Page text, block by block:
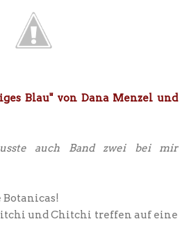
Blau" von Dana Menzel und
auch Band zwei bei mir
und Chitchi treffen auf eine